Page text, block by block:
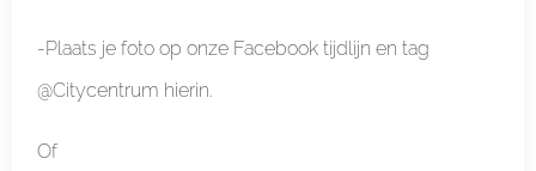
-Plaats je foto op onze Facebook tijdlijn en tag
@Citycentrum hierin.
Of